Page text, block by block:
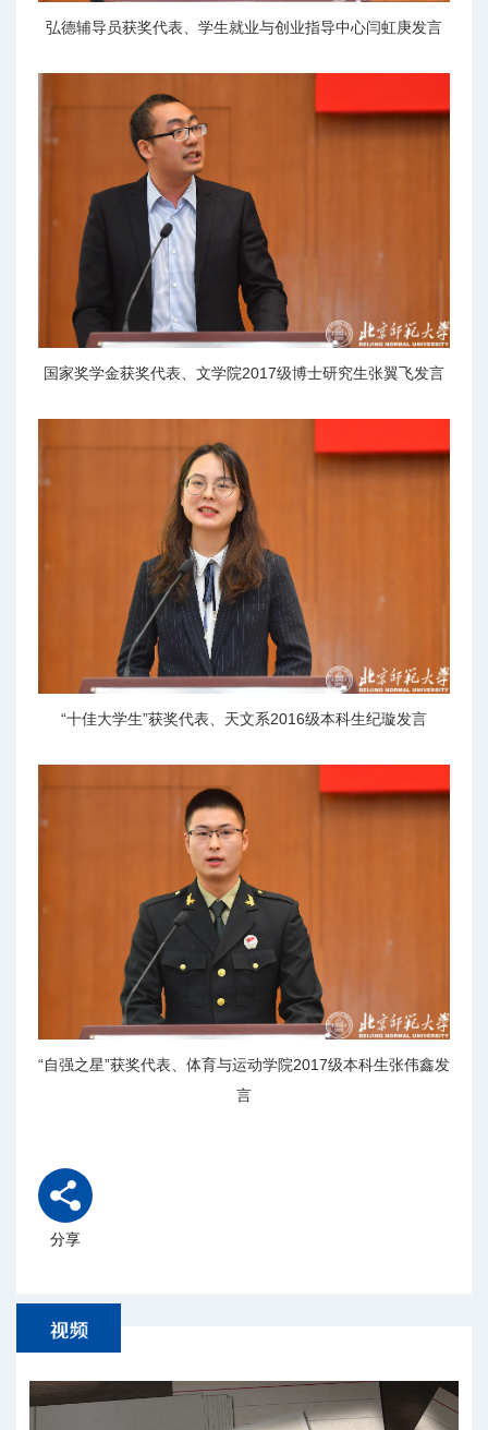
弘德辅导员获奖代表、学生就业与创业指导中心闫虹庚发言
国家奖学金获奖代表、文学院2017级博士研究生张翼飞发言
“十佳大学生”获奖代表、天文系2016级本科生纪璇发言
“自强之星”获奖代表、体育与运动学院2017级本科生张伟鑫发
言
分享